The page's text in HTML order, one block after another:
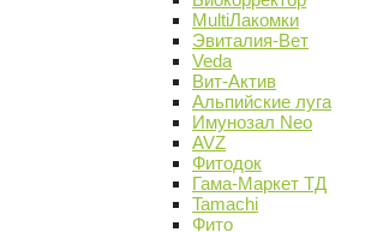
MultiЛакомки
Эвиталия-Вет
Veda
Вит-Актив
Альпийские луга
Имунозал Neo
AVZ
Фитодок
Гама-Маркет ТД
Tamachi
Фито